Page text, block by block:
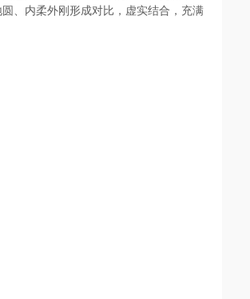
、内柔外刚形成对比，虚实结合，充满